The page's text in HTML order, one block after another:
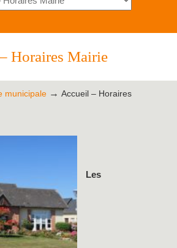
Horaires Mairie
municipale → Accueil – Horaires
Les